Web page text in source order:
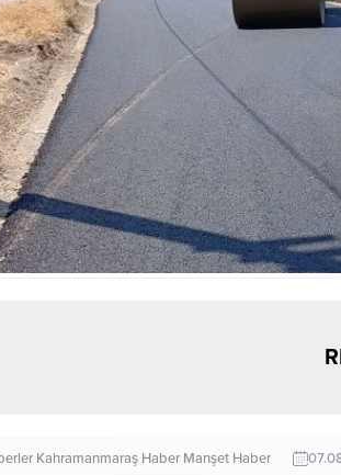
Kahramanmaraş Haber Manşet Haber